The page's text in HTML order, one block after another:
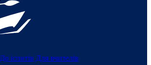
До іспитів Для вчителів